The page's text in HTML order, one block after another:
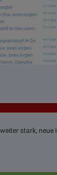
stark, neue